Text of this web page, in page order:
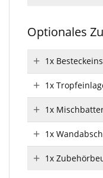
Optionales
1x
1x
1x
1x
1x